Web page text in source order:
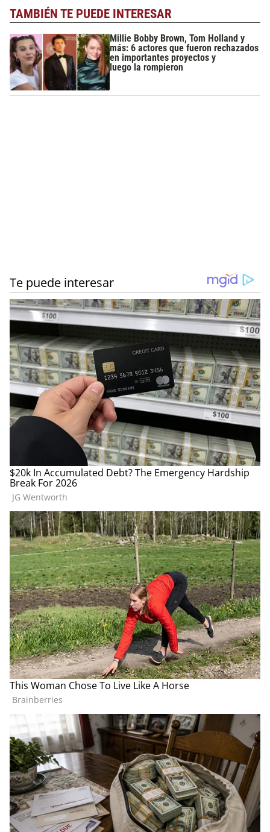
TAMBIÉN TE PUEDE INTERESAR
Millie Bobby Brown, Tom Holland y
más: 6 actores que fueron rechazados
en importantes proyectos y
luego la rompieron